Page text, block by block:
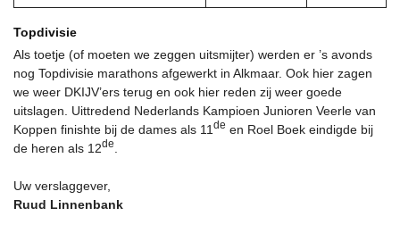
Topdivisie
Als toetje (of moeten we zeggen uitsmijter) werden er ’s avonds
nog Topdivisie marathons afgewerkt in Alkmaar. Ook hier zagen
we weer DKIJV’ers terug en ook hier reden zij weer goede
uitslagen. Uittredend Nederlands Kampioen Junioren Veerle van
Koppen finishte bij de dames als 11 de en Roel Boek eindigde bij
de heren als 12de
Uw verslaggever,
Ruud Linnenbank